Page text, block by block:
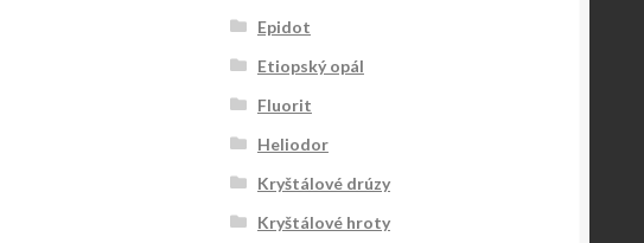
Epidot
Etiopský opál
Fluorit
Heliodor
Kryštálové drúzy
Kryštálové hroty